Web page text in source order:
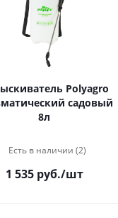
Polyagro
садовый
8л
Есть в наличии (2)
1 535 руб./шт